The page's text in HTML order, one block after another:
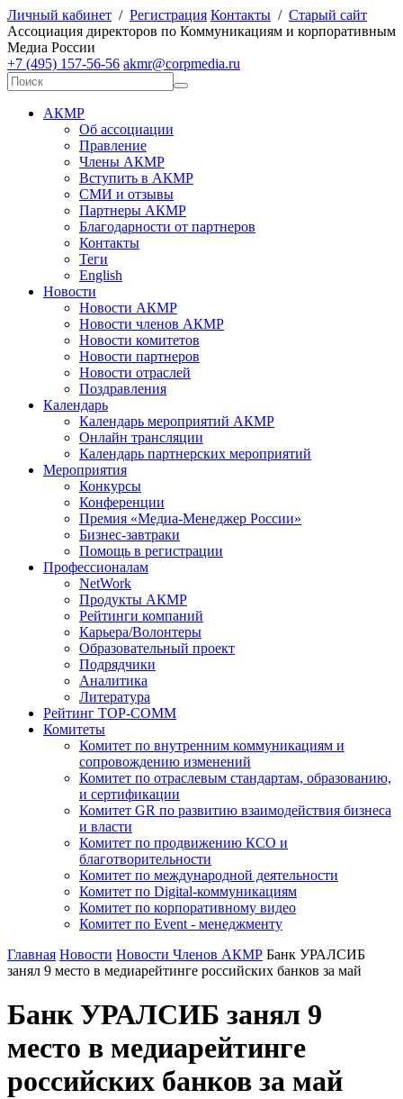
Личный кабинет / Регистрация Контакты / Старый сайт
Ассоциация директоров по Коммуникациям и корпоративным
Медиа России
+7 (495) 157-56-56 akmr@corpmedia.ru
АКМР
Об ассоциации
Правление
Члены АКМР
Вступить в АКМР
СМИ и отзывы
Партнеры АКМР
Благодарности от партнеров
Контакты
Теги
English
Новости
Новости АКМР
Новости членов АКМР
Новости комитетов
Новости партнеров
Новости отраслей
Поздравления
Календарь
Календарь мероприятий АКМР
Онлайн трансляции
Календарь партнерских мероприятий
Мероприятия
Конкурсы
Конференции
Премия «Медиа-Менеджер России»
Бизнес-завтраки
Помощь в регистрации
Профессионалам
NetWork
Продукты АКМР
Рейтинги компаний
Карьера/Волонтеры
Образовательный проект
Подрядчики
Аналитика
Литература
Рейтинг TOP-COMM
Комитеты
Комитет по внутренним коммуникациям и
сопровождению изменений
Комитет по отраслевым стандартам, образованию,
и сертификации
Комитет GR по развитию взаимодействия бизнеса
и власти
Комитет по продвижению КСО и
благотворительности
Комитет по международной деятельности
Комитет по Digital-коммуникациям
Комитет по корпоративному видео
Комитет по Event - менеджменту
Главная Новости Новости Членов АКМР Банк УРАЛСИБ
занял 9 место в медиарейтинге российских банков за май
Банк УРАЛСИБ занял 9
место в медиарейтинге
российских банков за май